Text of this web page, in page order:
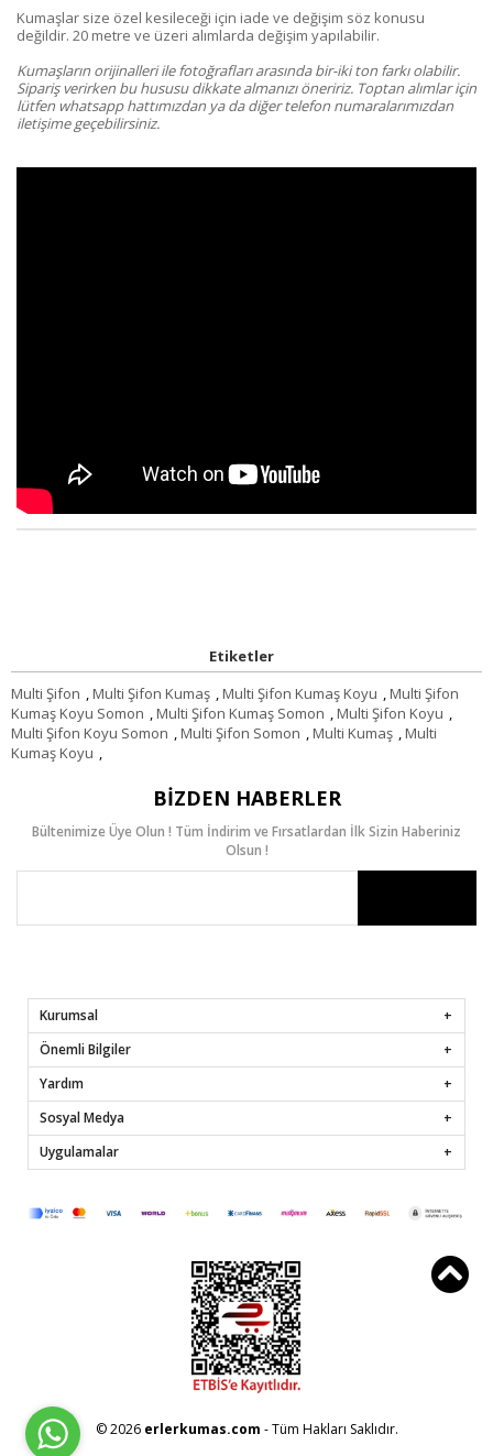
Kumaşlar size özel kesileceği için iade ve değişim söz konusu
değildir. 20 metre ve üzeri alımlarda değişim yapılabilir.
Kumaşların orijinalleri ile fotoğrafları arasında bir-iki ton farkı olabilir.
Sipariş verirken bu hususu dikkate almanızı öneririz. Toptan alımlar için
lütfen whatsapp hattımızdan ya da diğer telefon numaralarımızdan
iletişime geçebilirsiniz.
Etiketler
Multi Şifon ,Multi Şifon Kumaş ,Multi Şifon Kumaş Koyu ,Multi Şifon
Kumaş Koyu Somon ,Multi Şifon Kumaş Somon ,Multi Şifon Koyu ,
Multi Şifon Koyu Somon ,Multi Şifon Somon ,Multi Kumaş ,Multi
Kumaş Koyu ,
BIZDEN HABERLER
Bültenimize Üye Olun ! Tüm İndirim ve Fırsatlardan İlk Sizin Haberiniz
Olsun !
Kurumsal
Önemli Bilgiler
Yardım
Sosyal Medya
Uygulamalar
© 2026 erlerkumas.com - Tüm Hakları Saklıdır.